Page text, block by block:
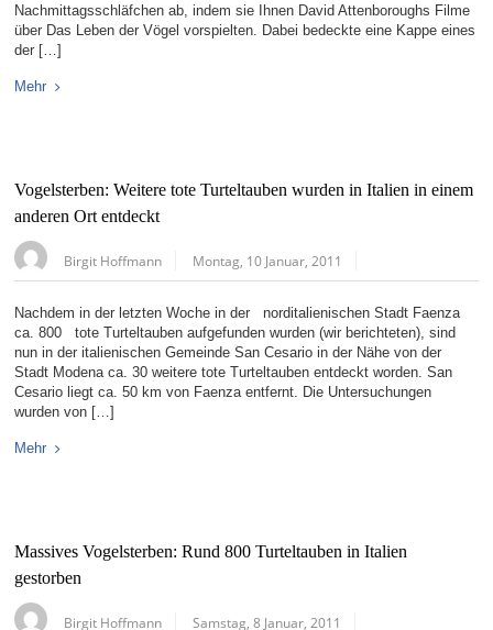
Nachmittagsschläfchen ab, indem sie Ihnen David Attenboroughs Filme
über Das Leben der Vögel vorspielten. Dabei bedeckte eine Kappe eines
der […]
Mehr
Vogelsterben: Weitere tote Turteltauben wurden in Italien in einem
anderen Ort entdeckt
Birgit Hoffmann Montag, 10 Januar, 2011
Nachdem in der letzten Woche in der norditalienischen Stadt Faenza
ca. 800 tote Turteltauben aufgefunden wurden (wir berichteten), sind
nun in der italienischen Gemeinde San Cesario in der Nähe von der
Stadt Modena ca. 30 weitere tote Turteltauben entdeckt worden. San
Cesario liegt ca. 50 km von Faenza entfernt. Die Untersuchungen
wurden von […]
Mehr
Massives Vogelsterben: Rund 800 Turteltauben in Italien
gestorben
Birgit Hoffmann Samstag, 8 Januar, 2011